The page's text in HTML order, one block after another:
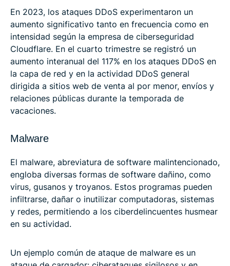
En 2023, los ataques DDoS experimentaron un
aumento significativo tanto en frecuencia como en
intensidad según la empresa de ciberseguridad
Cloudflare. En el cuarto trimestre se registró un
aumento interanual del 117% en los ataques DDoS en
la capa de red y en la actividad DDoS general
dirigida a sitios web de venta al por menor, envíos y
relaciones públicas durante la temporada de
vacaciones.
Malware
El malware, abreviatura de software malintencionado,
engloba diversas formas de software dañino, como
virus, gusanos y troyanos. Estos programas pueden
infiltrarse, dañar o inutilizar computadoras, sistemas
y redes, permitiendo a los ciberdelincuentes husmear
en su actividad.
Un ejemplo común de ataque de malware es un